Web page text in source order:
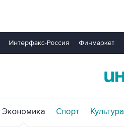
Интерфакс-Россия Финмаркет
Экономика Спорт Культура